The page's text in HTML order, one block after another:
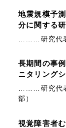
地震規模予
分に関する
………研究代
長期間の事
ニタリング
………研究代
部）
視覚障害者